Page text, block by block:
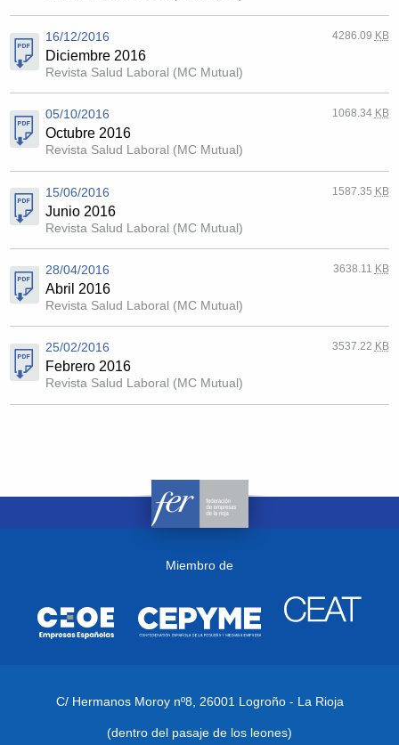
16/12/2016 4286.09 KB
Diciembre 2016
Revista Salud Laboral (MC Mutual)
05/10/2016 1068.34 KB
Octubre 2016
Revista Salud Laboral (MC Mutual)
15/06/2016 1587.35 KB
Junio 2016
Revista Salud Laboral (MC Mutual)
28/04/2016 3638.11 KB
Abril 2016
Revista Salud Laboral (MC Mutual)
25/02/2016 3537.22 KB
Febrero 2016
Revista Salud Laboral (MC Mutual)
Miembro de
C/ Hermanos Moroy nº8, 26001 Logroño - La Rioja
(dentro del pasaje de los leones)